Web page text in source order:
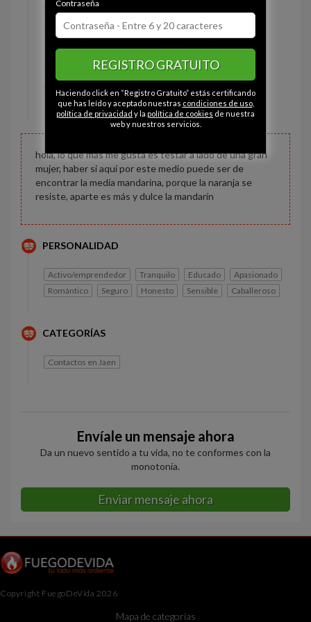
Estado civil:
Ojos: Marrón
Constitución: Normal
Altura: 164 cm
Peso: 78 kg
hola, lo que más me gusta es testar a lado de una gran
mujer, haber si aquí por este medio puede ser de
encontrar la media mandarina, porque la naranja se
resiste, aparte es más y dulce la mandarín
PERSONALIDAD
Activo/emprendedor Tranquilo Educado
Apasionado
Romántico
Seguro Honesto Sensible Caballeroso
CATEGORÍAS
Contactos en Jaen
Envíale un mensaje ahora
Da un nuevo sentido a tu vida, no te conformes con la
monotonía.
Enviar mensaje ahora
Contraseña
REGISTRO GRATUITO
Haciendo click en “Registro Gratuito” estás certificando
que has leído y aceptado nuestras condiciones de uso,
política de privacidad y la política de cookies de nuestra
web y nuestros servicios.
Copyright FuegoDeVida 2026
Mapa de categorías